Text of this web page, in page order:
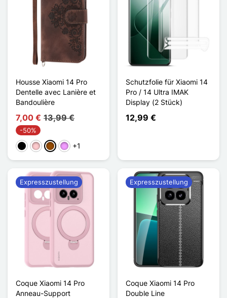
Housse Xiaomi 14 Pro
Dentelle avec Lanière et
Bandoulière
7,00 € 13,99 €
-50%
Schwarz
PinkBraunHellviolett
+1
Schutzfolie für Xiaomi 14
Pro / 14 Ultra IMAK
Display (2 Stück)
12,99 €
Coque Xiaomi 14 Pro
Anneau-Support
Expresszustellung
Coque Xiaomi 14 Pro
Double Line
Expresszustellung